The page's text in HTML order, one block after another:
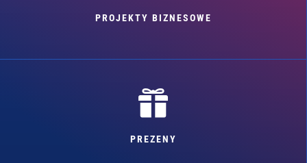
PROJEKTY BIZNESOWE

PREZENY